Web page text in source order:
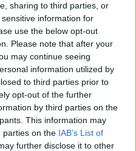
sharing to third parties, or
information for
use the below opt-out
Please note that after your
may continue seeing
information utilized by
to third parties prior to
opt-out of the further
by third parties on the
This information may
parties on the IAB’s List of
further disclose it to other
στο Disney+